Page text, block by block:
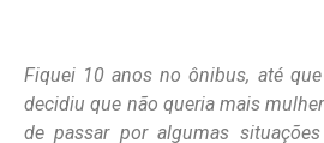
Fiquei 10 anos no ônibus, até
decidiu que não queria mais
de passar por algumas